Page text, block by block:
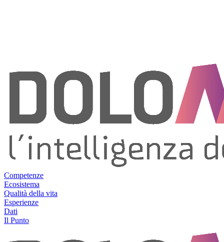
Competenze
Ecosistema
Qualità della vita
Esperienze
Dati
Il Punto